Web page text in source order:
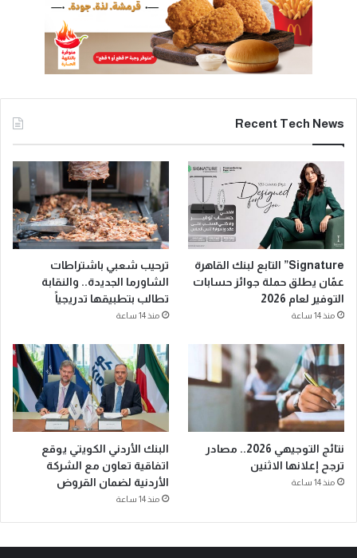
Recent Tech News
Signature” التابع لبنك القاهرة
عمّان يطلق حملة جوائز حسابات
التوفير لعام 2026
منذ 14 ساعة
ترحيب شعبي باشتراطات
الشاورما الجديدة.. والنقابة
تطالب بتطبيقها تدريجياً
منذ 14 ساعة
نتائج التوجيهي 2026.. مصادر
ترجح إعلانها الاثنين
منذ 14 ساعة
البنك الأردني الكويتي يوقع
اتفاقية تعاون مع الشركة
الأردنية لضمان القروض
منذ 14 ساعة